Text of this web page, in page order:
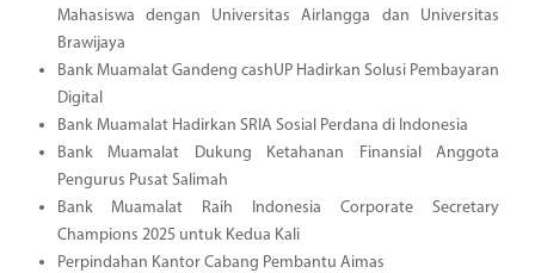
Mahasiswa dengan Universitas Airlangga dan Universitas
Brawijaya
Bank Muamalat Gandeng cashUP Hadirkan Solusi Pembayaran
Digital
Bank Muamalat Hadirkan SRIA Sosial Perdana di Indonesia
Bank Muamalat Dukung Ketahanan Finansial Anggota
Pengurus Pusat Salimah
Bank Muamalat Raih Indonesia Corporate Secretary
Champions 2025 untuk Kedua Kali
Perpindahan Kantor Cabang Pembantu Aimas